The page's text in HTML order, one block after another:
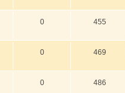
0 455
0 469
0 486